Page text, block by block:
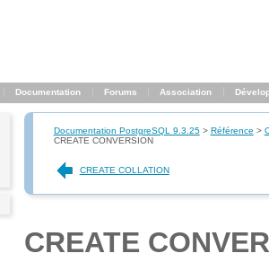
Documentation Forums Association
Documentation PostgreSQL 9.3.25> Référence >
CREATE CONVERSION
CREATE COLLATION
CREATE